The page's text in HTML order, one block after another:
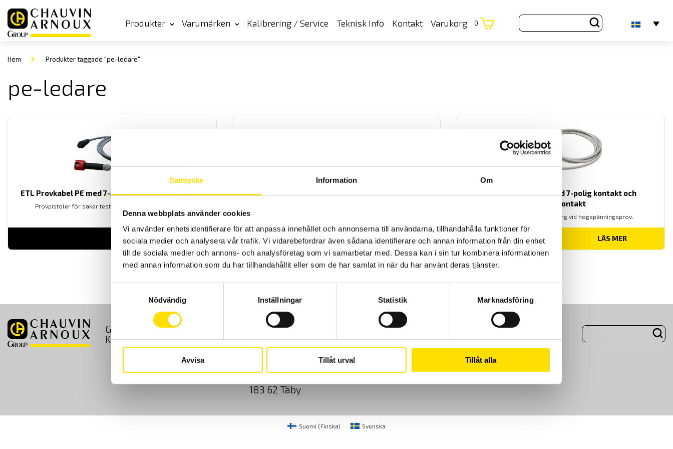
Samtycke Information Om
Denna webbplats använder cookies
Vi använder enhetsidentifierare för att anpassa innehållet och annonserna till användarna, tillhandahålla funktioner för
sociala medier och analysera vår trafik. Vi vidarebefordrar även sådana identifierare och annan information från din enhet
till de sociala medier och annons- och analysföretag som vi samarbetar med. Dessa kan i sin tur kombinera informationen
med annan information som du har tillhandahållit eller som de har samlat in när du har använt deras tjänster.
Nödvändig
Inställningar Statistik Marknadsföring
Avvisa Tillåt urval Tillåt alla
Produkter Varumärken Kalibrering / Service Teknisk Info Kontakt Varukorg 0
Hem Produkter taggade "pe-ledare"
pe-ledare
ETL Provkabel PE med 7-polig kontakt och magnet
Provpistoler för säker testning vid högspänningsprov.
LÄS MER
ETL Provkabel PE med 4-polig kontakt och magnet
LÄS MER
ETL Provkabel PE med 7-polig kontakt och
banankontakt
Provkabel för säker testning vid högspänningsprov.
1,500.00 kr– 1,900.00kr LÄS MER
GDPR Köpvillkor Cookies Kundundersökning
Om Oss
Kontakt
Sjöflygvägen 35
183 62 Täby
08-50 52 68 00
info@camatsystem.com
Suomi (Finska) Svenska